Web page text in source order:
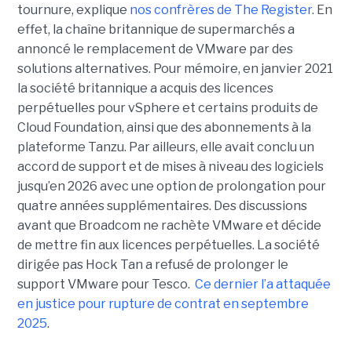
tournure, explique nos confrères de The Register. En
effet, la chaîne britannique de supermarchés a
annoncé le remplacement de VMware par des
solutions alternatives. Pour mémoire, en janvier 2021
la société britannique a acquis des licences
perpétuelles pour vSphere et certains produits de
Cloud Foundation, ainsi que des abonnements à la
plateforme Tanzu. Par ailleurs, elle avait conclu un
accord de support et de mises à niveau des logiciels
jusqu’en 2026 avec une option de prolongation pour
quatre années supplémentaires. Des discussions
avant que Broadcom ne rachète VMware et décide
de mettre fin aux licences perpétuelles. La société
dirigée pas Hock Tan a refusé de prolonger le
support VMware pour Tesco. Ce dernier l’a attaquée
en justice pour rupture de contrat en septembre
2025.